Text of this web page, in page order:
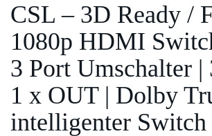
CSL – 3D Ready /
1080p HDMI
3 Port Umschalter
1 x OUT | Dolby
intelligenter Switch